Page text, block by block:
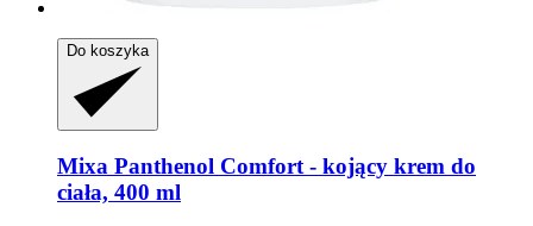
Do koszyka
Mixa Panthenol Comfort -​ kojący krem do
ciała, 400 ml